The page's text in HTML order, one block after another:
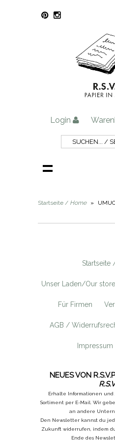
Login
Startseite / Home »
Startseite
Unser Laden/Our store
Für Firmen
AGB /
NEUES VON
Erhalte Informationen und
Sortiment per E-Mail. Wir
an andere
Den Newsletter kannst du
Zukunft widerrufen, indem
Ende des